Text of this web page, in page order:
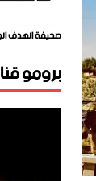
صحيفة الهدف
برومو
مشغل